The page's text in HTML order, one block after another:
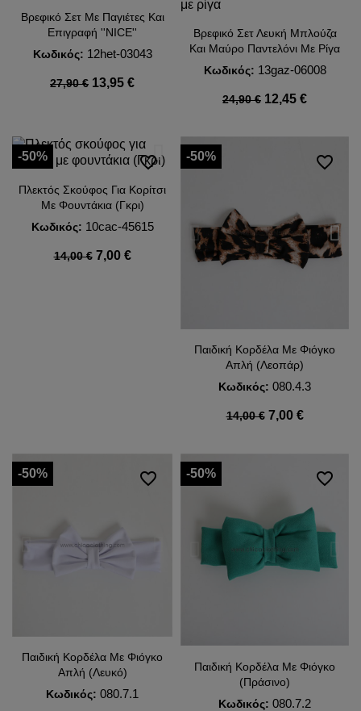
Βρεφικό Σετ Με Παγιέτες Και
Επιγραφή ''NICE''
Κωδικός: 12het-03043
27,90 € 13,95 €
Βρεφικό Σετ Λευκή Μπλούζα
Και Μαύρο Παντελόνι Με Ρίγα
Κωδικός: 13gaz-06008
24,90 € 12,45 €
Πλεκτός Σκούφος Για Κορίτσι
Με Φουντάκια (Γκρι)
Κωδικός: 10cac-45615
14,00 € 7,00 €
-50% favorite_border
Παιδική Κορδέλα Με Φιόγκο
Απλή (Λεοπάρ)
Κωδικός: 080.4.3
14,00 € 7,00 €
-50% favorite_border
Παιδική Κορδέλα Με Φιόγκο
Απλή (Λευκό)
Κωδικός: 080.7.1
-50% favorite_border
Παιδική Κορδέλα Με Φιόγκο
(Πράσινο)
Κωδικός: 080.7.2
-50% favorite_border